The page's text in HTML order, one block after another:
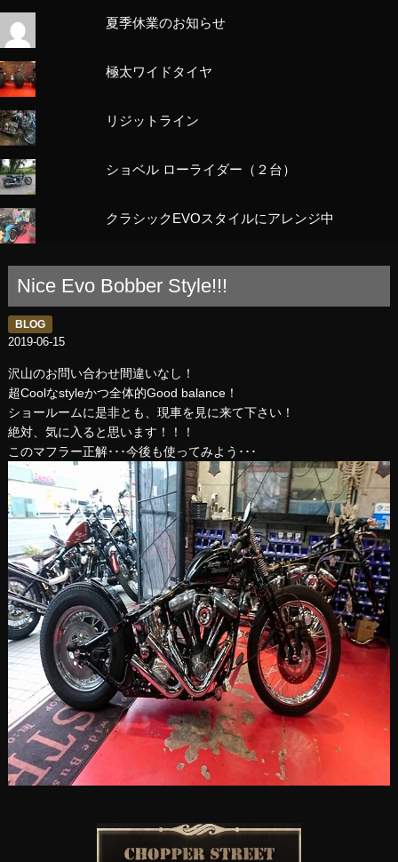
夏季休業のお知らせ
極太ワイドタイヤ
リジットライン
ショベル ローライダー（２台）
クラシックEVOスタイルにアレンジ中
Nice Evo Bobber Style!!!
BLOG
2019-06-15
沢山のお問い合わせ間違いなし！
超Coolなstyleかつ全体的Good balance！
ショールームに是非とも、現車を見に来て下さい！
絶対、気に入ると思います！！！
このマフラー正解･･･今後も使ってみよう･･･